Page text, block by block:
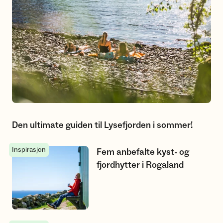
Den ultimate guiden til Lysefjorden i sommer!
Fem anbefalte kyst- og fjordhytter i Rogaland
Inspirasjon
Fem anbefalte kyst- og
fjordhytter i Rogaland